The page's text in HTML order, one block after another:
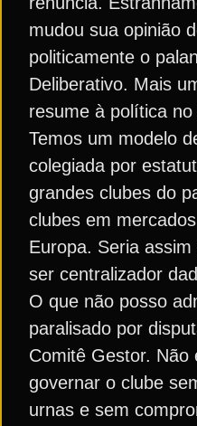
mudou sua opinião
politicamente o
Deliberativo. Mais
resume à política no
Temos um modelo
colegiada por
grandes clubes do
clubes em
Europa. Seria
ser centralizador
O que não posso
paralisado por
Comitê Gestor. Não
governar o clube
urnas e sem